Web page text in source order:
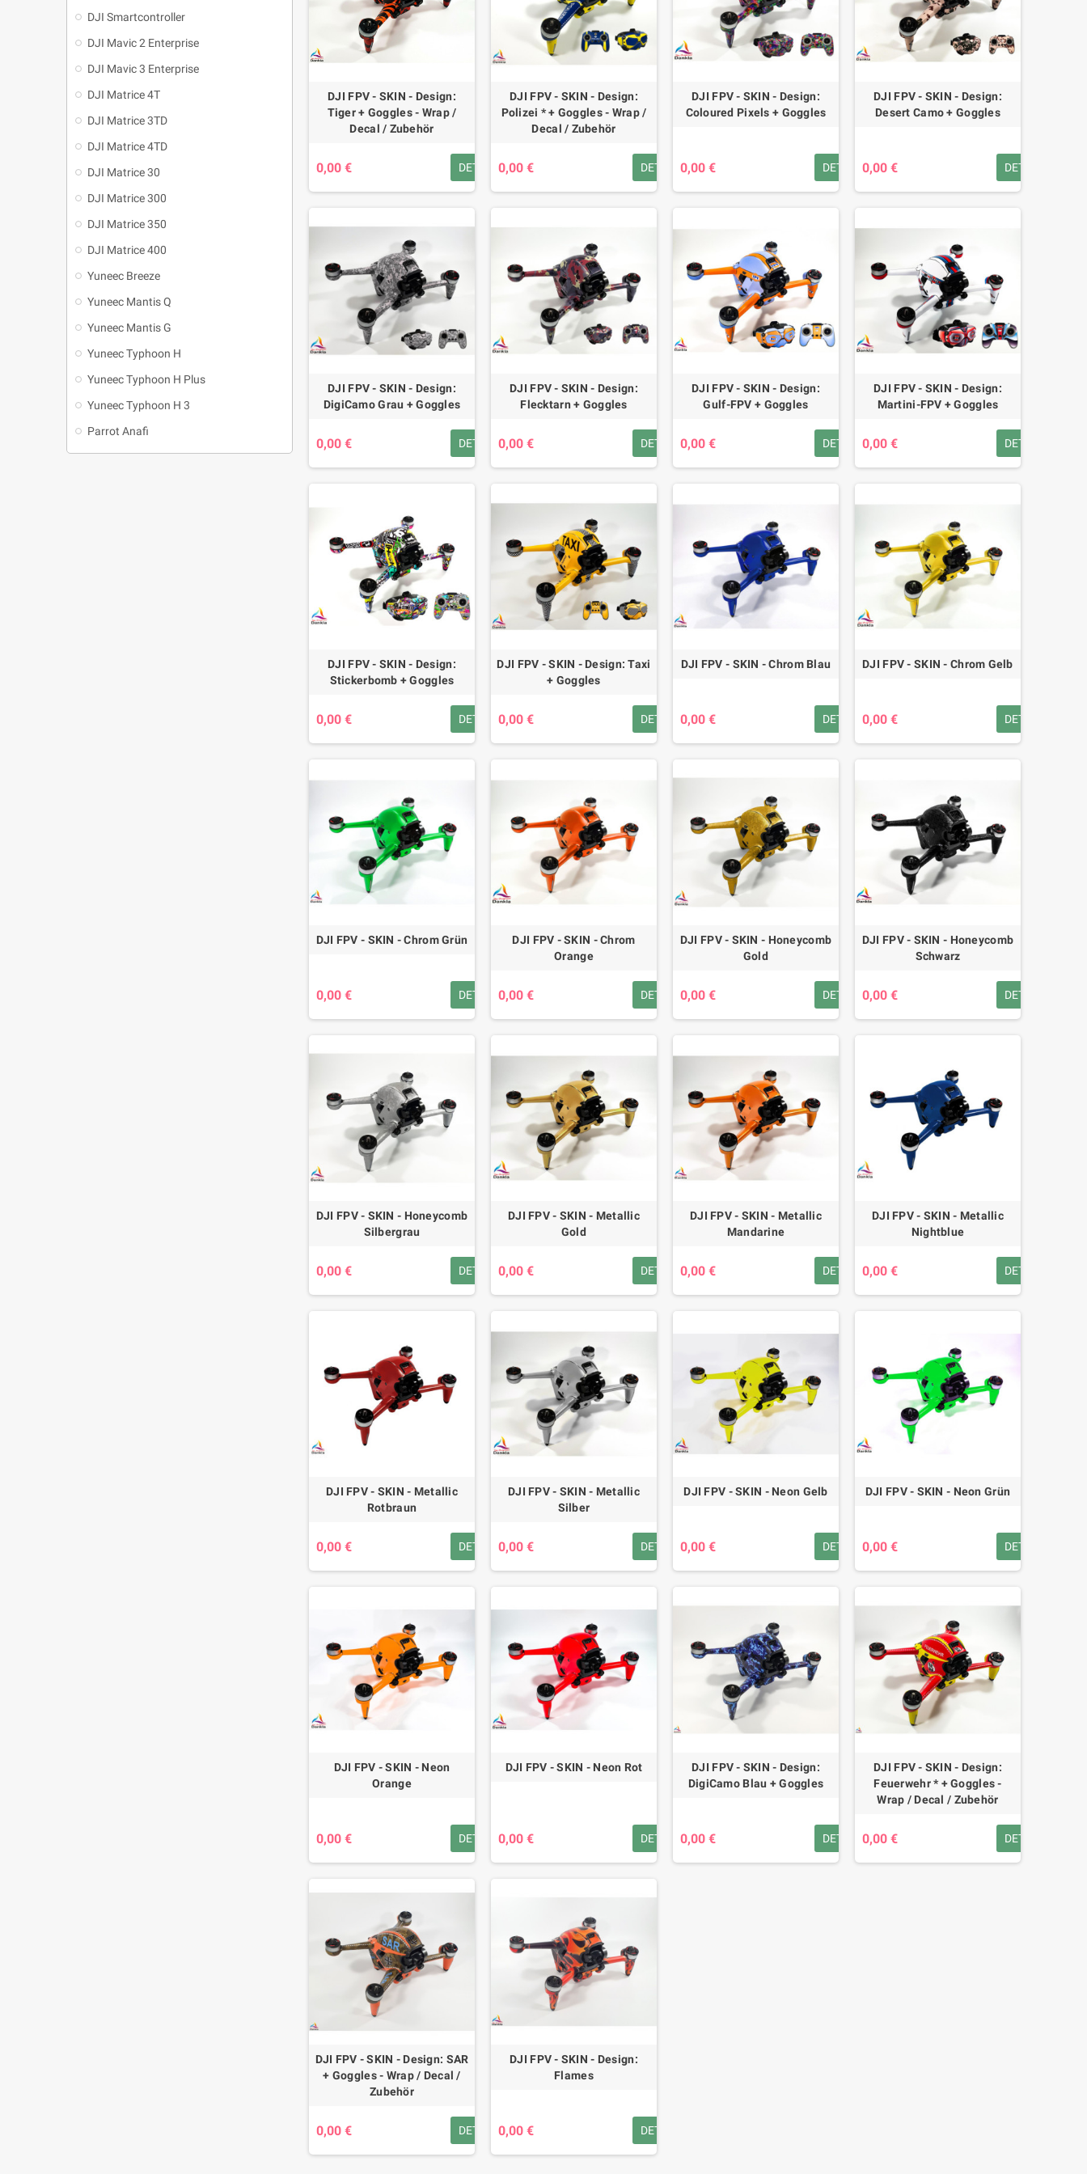
DJI Smartcontroller
DJI Mavic 2 Enterprise
DJI Mavic 3 Enterprise
DJI Matrice 4T
DJI Matrice 3TD
DJI Matrice 4TD
DJI Matrice 30
DJI Matrice 300
DJI Matrice 350
DJI Matrice 400
Yuneec Breeze
Yuneec Mantis Q
Yuneec Mantis G
Yuneec Typhoon H
Yuneec Typhoon H Plus
Yuneec Typhoon H 3
Parrot Anafi
DJI FPV - SKIN - Design:
Tiger + Goggles - Wrap /
Decal / Zubehör
0,00 € DETAILS
DJI FPV - SKIN - Design:
Polizei * + Goggles - Wrap /
Decal / Zubehör
0,00 € DETAILS
DJI FPV - SKIN - Design:
Coloured Pixels + Goggles
0,00 € DETAILS
DJI FPV - SKIN - Design:
Desert Camo + Goggles
0,00 € DETAILS
DJI FPV - SKIN - Design:
DigiCamo Grau + Goggles
0,00 € DETAILS
DJI FPV - SKIN - Design:
Flecktarn + Goggles
0,00 € DETAILS
DJI FPV - SKIN - Design:
Gulf-FPV + Goggles
0,00 € DETAILS
DJI FPV - SKIN - Design:
Martini-FPV + Goggles
0,00 € DETAILS
DJI FPV - SKIN - Design:
Stickerbomb + Goggles
0,00 € DETAILS
DJI FPV - SKIN - Design: Taxi
+ Goggles
0,00 € DETAILS
DJI FPV - SKIN - Chrom Blau
0,00 € DETAILS
DJI FPV - SKIN - Chrom Gelb
0,00 € DETAILS
DJI FPV - SKIN - Chrom Grün
0,00 € DETAILS
DJI FPV - SKIN - Chrom
Orange
0,00 € DETAILS
DJI FPV - SKIN - Honeycomb
Gold
0,00 € DETAILS
DJI FPV - SKIN - Honeycomb
Schwarz
0,00 € DETAILS
DJI FPV - SKIN - Honeycomb
Silbergrau
0,00 € DETAILS
DJI FPV - SKIN - Metallic
Gold
0,00 € DETAILS
DJI FPV - SKIN - Metallic
Mandarine
0,00 € DETAILS
DJI FPV - SKIN - Metallic
Nightblue
0,00 € DETAILS
DJI FPV - SKIN - Metallic
Rotbraun
0,00 € DETAILS
DJI FPV - SKIN - Metallic
Silber
0,00 € DETAILS
DJI FPV - SKIN - Neon Gelb
0,00 € DETAILS
DJI FPV - SKIN - Neon Grün
0,00 € DETAILS
DJI FPV - SKIN - Neon
Orange
0,00 € DETAILS
DJI FPV - SKIN - Neon Rot
0,00 € DETAILS
DJI FPV - SKIN - Design:
DigiCamo Blau + Goggles
0,00 € DETAILS
DJI FPV - SKIN - Design:
Feuerwehr * + Goggles -
Wrap / Decal / Zubehör
0,00 € DETAILS
DJI FPV - SKIN - Design: SAR
+ Goggles - Wrap / Decal /
Zubehör
0,00 € DETAILS
DJI FPV - SKIN - Design:
Flames
0,00 € DETAILS